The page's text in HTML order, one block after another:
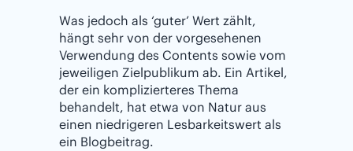
Was jedoch als ‘guter’ Wert zählt,
hängt sehr von der vorgesehenen
Verwendung des Contents sowie vom
jeweiligen Zielpublikum ab. Ein Artikel,
der ein komplizierteres Thema
behandelt, hat etwa von Natur aus
einen niedrigeren Lesbarkeitswert als
ein Blogbeitrag.